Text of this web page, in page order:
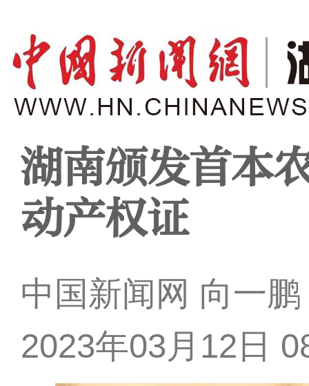
湖南颁发首本
动产权证
中国新闻网 向一
2023年03月12日